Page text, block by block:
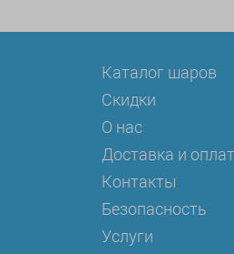
Каталог шаров
Скидки
О нас
Доставка и
Контакты
Безопасность
Услуги